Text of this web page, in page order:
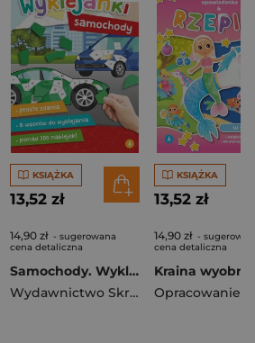
KSIĄŻKA
13,52 zł
14,90 zł - sugerowana
cena detaliczna
Samochody. Wyklejanki
Wydawnictwo Skrzat
KSIĄŻKA
13,52 zł
14,90 zł -
cena detaliczna